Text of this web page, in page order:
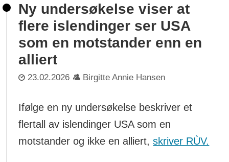
Ny undersøkelse viser at
flere islendinger ser USA
som en motstander enn en
alliert
23.02.2026 Birgitte Annie Hansen
Ifølge en ny undersøkelse beskriver et
flertall av islendinger USA som en
motstander og ikke en alliert,skriver RÙV.